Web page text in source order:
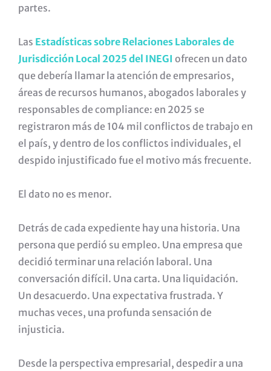
partes.
Las Estadísticas sobre Relaciones Laborales de
Jurisdicción Local 2025 del INEGI ofrecen un dato
que debería llamar la atención de empresarios,
áreas de recursos humanos, abogados laborales y
responsables de compliance: en 2025 se
registraron más de 104 mil conflictos de trabajo en
el país, y dentro de los conflictos individuales, el
despido injustificado fue el motivo más frecuente.
El dato no es menor.
Detrás de cada expediente hay una historia. Una
persona que perdió su empleo. Una empresa que
decidió terminar una relación laboral. Una
conversación difícil. Una carta. Una liquidación.
Un desacuerdo. Una expectativa frustrada. Y
muchas veces, una profunda sensación de
injusticia.
Desde la perspectiva empresarial, despedir a una